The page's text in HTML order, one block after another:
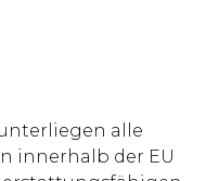
alle
innerhalb der EU